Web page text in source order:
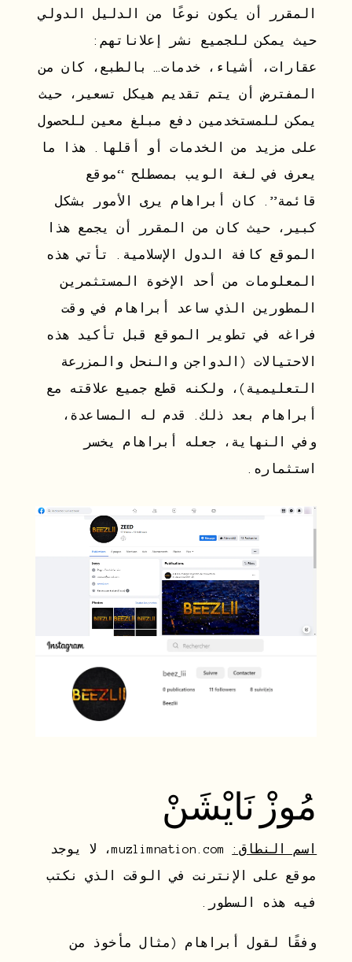
المقرر أن يكون نوعًا من الدليل الدولي
حيث يمكن للجميع نشر إعلاناتهم:
عقارات، أشياء، خدمات… بالطبع، كان من
المفترض أن يتم تقديم هيكل تسعير، حيث
يمكن للمستخدمين دفع مبلغ معين للحصول
على مزيد من الخدمات أو أقلها. هذا ما
يعرف في لغة الويب بمصطلح “موقع
قائمة”. كان أبراهام يرى الأمور بشكل
كبير، حيث كان من المقرر أن يجمع هذا
الموقع كافة الدول الإسلامية. تأتي هذه
المعلومات من أحد الإخوة المستثمرين
المطورين الذي ساعد أبراهام في وقت
فراغه في تطوير الموقع قبل تأكيد هذه
الاحتيالات (الدواجن والنحل والمزرعة
التعليمية)، ولكنه قطع جميع علاقته مع
أبراهام بعد ذلك. قدم له المساعدة،
وفي النهاية، جعله أبراهام يخسر
استثماره.
مُوزْ نَايْشَنْ
اسم النطاق:
muzlimnation.com، لا يوجد
موقع على الإنترنت في الوقت الذي نكتب
فيه هذه السطور.
وفقًا لقول أبراهام (مثال مأخوذ من